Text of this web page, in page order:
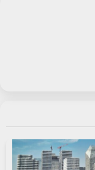
وقت سابق
الاستيراد
قرار حكومي